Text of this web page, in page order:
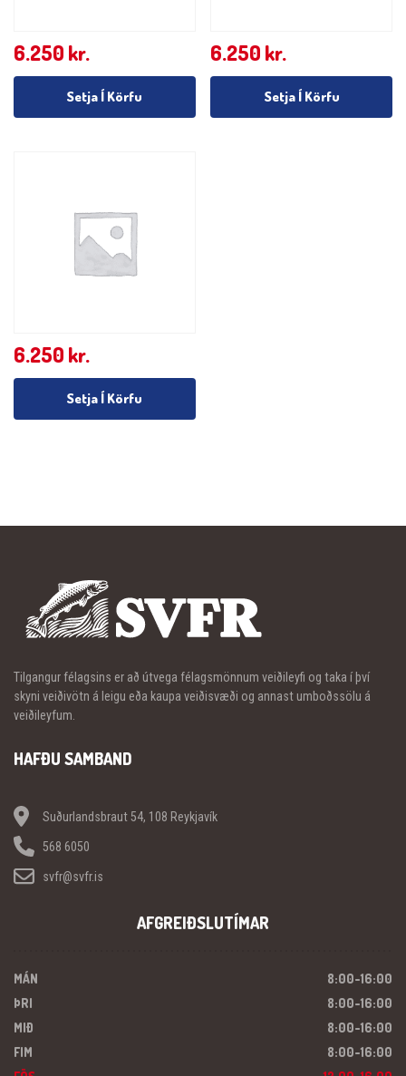
6.250 kr.
Setja Í Körfu
6.250 kr.
Setja Í Körfu
6.250 kr.
Setja Í Körfu
Tilgangur félagsins er að útvega félagsmönnum veiðileyfi og taka í því
skyni veiðivötn á leigu eða kaupa veiðisvæði og annast umboðssölu á
veiðileyfum.
HAFÐU SAMBAND
Suðurlandsbraut 54, 108 Reykjavík
568 6050
svfr@svfr.is
AFGREIÐSLUTÍMAR
MÁN
8:00-16:00
ÞRI
8:00-16:00
MIÐ
8:00-16:00
FIM
8:00-16:00